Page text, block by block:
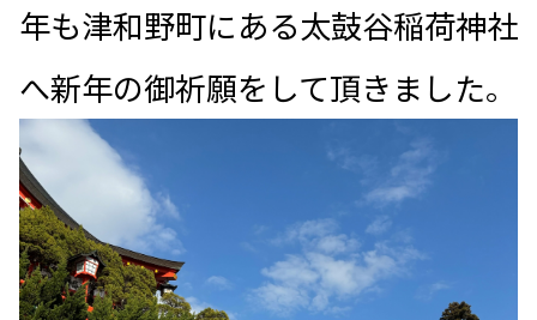
年も津和野町にある太鼓谷稲荷神社
へ新年の御祈願をして頂きました。